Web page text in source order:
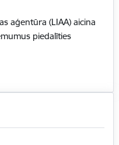
aģentūra (LIAA) aicina
piedalīties